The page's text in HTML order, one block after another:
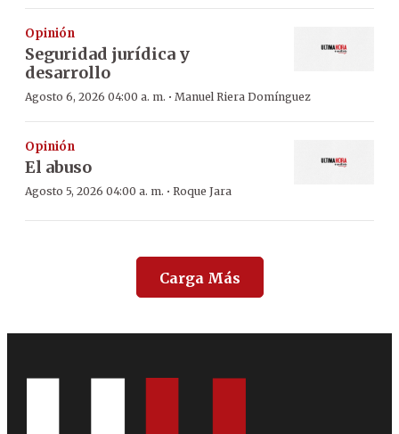
Opinión
Seguridad jurídica y
desarrollo
Agosto 6, 2026 04:00 a. m. · Manuel Riera Domínguez
Opinión
El abuso
Agosto 5, 2026 04:00 a. m. · Roque Jara
Carga Más